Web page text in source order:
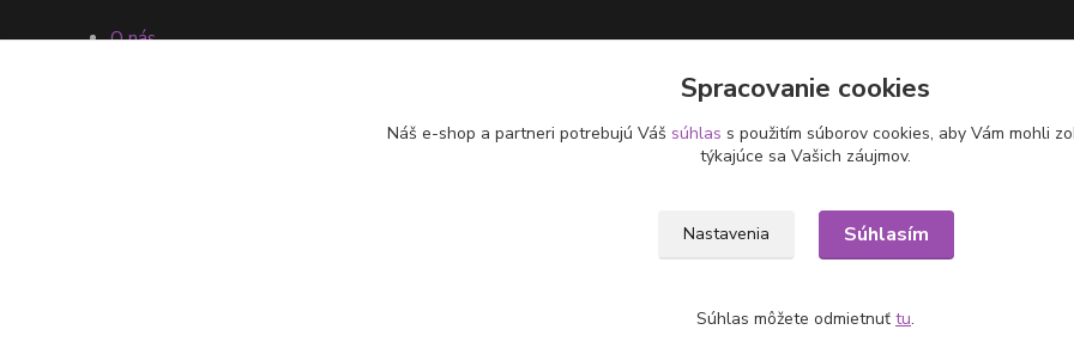
O nás
Spracovanie cookies
Náš e-shop a partneri potrebujú Váš súhlas s použitím súborov cookies, aby Vám mohli
týkajúce sa Vašich záujmov.
Nastavenia Súhlasím
Súhlas môžete odmietnuť tu.